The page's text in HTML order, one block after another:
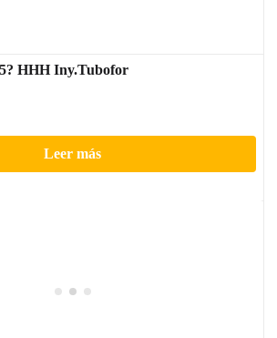
HHH Iny.Tubofor
Leer más